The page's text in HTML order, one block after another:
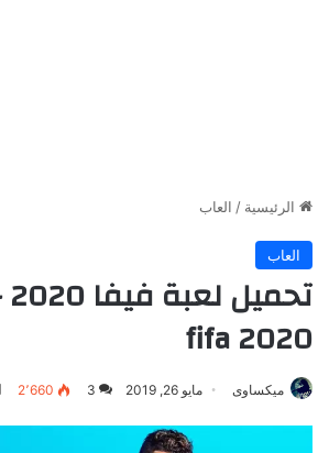
الرئيسية / العاب
العاب
fifa 2020
ميكساوى مايو 26, 2019 3 2٬660